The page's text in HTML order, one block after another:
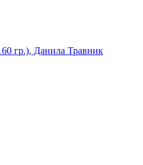
гр.), Данила Травник